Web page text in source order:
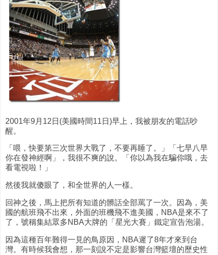
2001年9月12日(美國時間11日)早上，我被朋友的電話吵
醒。
「喂，快要第三次世界大戰了，不要再睡了。」「七早八早
你在發神經啊」，我很不爽的說。「你以為我在騙你哦，去
看電視啦！」
然後我就傻眼了，和全世界的人一樣。
回神之後，馬上把所有知道的髒話全部罵了一次。因為，美
國的航班飛不出來，外面的班機飛不進美國，NBA是來不了
了，號稱集結眾多NBA大牌的「星光大賽」鐵定宣告泡湯。
因為這種百年難得一見的鳥原因，NBA遲了8年才來到台
灣。有時候我會想，那一刻說不定是影響台灣籃壇的歷史性